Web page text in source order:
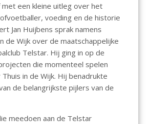
een kleine uitleg over het
voeding en de historie
Jan Huijbens sprak namens
de Wijk over de maatschappelijke
Telstar. Hij ging in op de
die momenteel spelen
in de Wijk. Hij benadrukte
de belangrijkste pijlers van de
meedoen aan de Telstar